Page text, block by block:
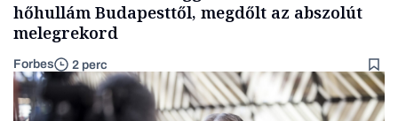
hőhullám Budapesttől, megdőlt az abszolút
melegrekord
Forbes 2 perc